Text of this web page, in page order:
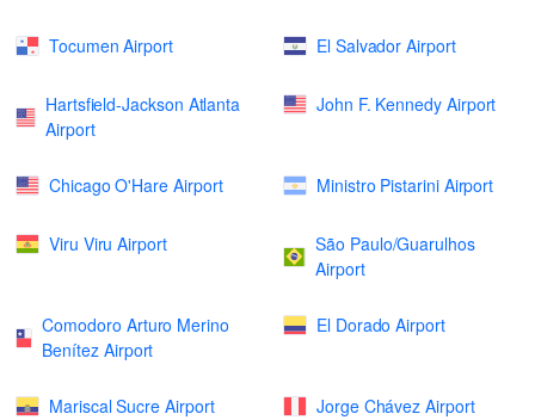
Tocumen Airport El Salvador Airport
Hartsfield-Jackson Atlanta
Airport
John F. Kennedy Airport
Chicago O'Hare Airport Ministro Pistarini Airport
Viru Viru Airport
São Paulo/Guarulhos
Airport
Comodoro Arturo Merino
Benítez Airport
El Dorado Airport
Mariscal Sucre Airport Jorge Chávez Airport